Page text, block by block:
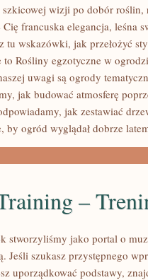
szkicowej wizji po dobór roślin,
Cię francuska elegancja, leśna
tu wskazówki, jak przełożyć
to Rośliny egzotyczne w
uwagi są ogrody
jak budować atmosferę
jak zestawiać
by ogród wyglądał dobrze
–
stworzyliśmy jako portal o
Jeśli szukasz przystępnego
uporządkować podstawy,